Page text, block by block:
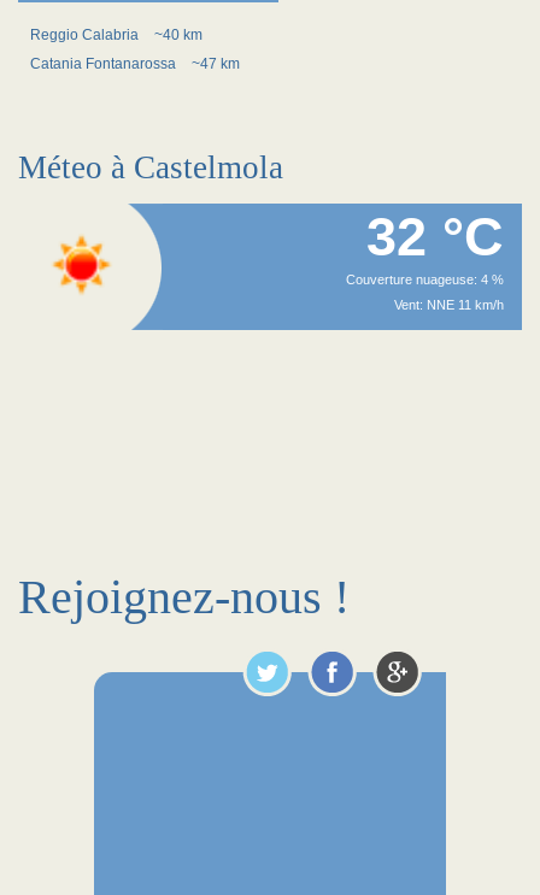
Reggio Calabria
~40 km
Catania Fontanarossa
~47 km
Méteo à Castelmola
32 °C
Couverture nuageuse: 4 %
Vent: NNE 11 km/h
Rejoignez-nous !